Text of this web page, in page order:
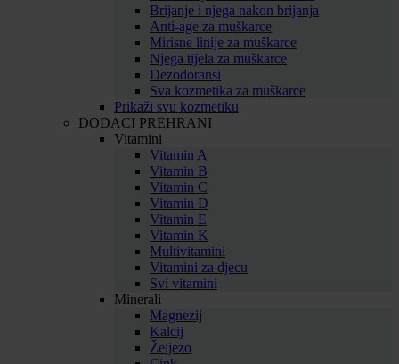
Brijanje i njega nakon brijanja
Anti-age za muškarce
Mirisne linije za muškarce
Njega tijela za muškarce
Dezodoransi
Sva kozmetika za muškarce
Prikaži svu kozmetiku
DODACI PREHRANI
Vitamini
Vitamin A
Vitamin B
Vitamin C
Vitamin D
Vitamin E
Vitamin K
Multivitamini
Vitamini za djecu
Svi vitamini
Minerali
Magnezij
Kalcij
Željezo